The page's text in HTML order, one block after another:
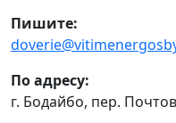
Пишите:
По адресу:
г. Бодайбо, пер.